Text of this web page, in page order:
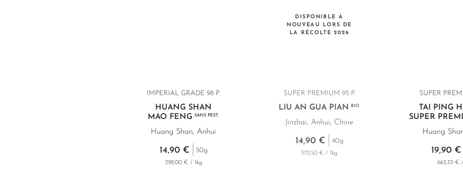
IMPERIAL GRADE 98 P.
HUANG SHAN
MAO FENGSANS PEST.
Huang Shan, Anhui
14,90 € 50g
298,00 € / 1kg
DISPONIBLE À
NOUVEAU LORS DE
LA RÉCOLTE 2026
SUPER PREMIUM 95 P.
LIU AN GUA PIAN BIO
Jinzhai, Anhui, Chine
14,90 € 40g
372,50 € / 1kg
SUPER
TAI PING
SUPER
Huang
19,90 €
663,33 €